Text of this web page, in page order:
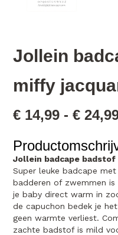
Jollein
miffy
€ 14,99 - €
Jollein badcape
Super leuke badcape
badderen of zwemmen
je baby direct warm in
de capuchon bedek je
geen warmte verliest.
zachte badstof is mild